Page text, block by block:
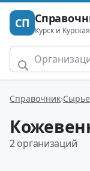
СП Курск и
Справочник Сырье
2 организаций